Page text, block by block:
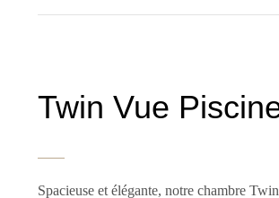
Twin Vue
Spacieuse et élégante, notre chambre